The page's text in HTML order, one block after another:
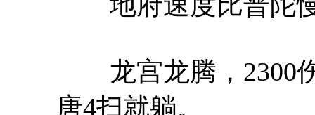
龙宫龙腾，2300伤
唐4扫就躺。